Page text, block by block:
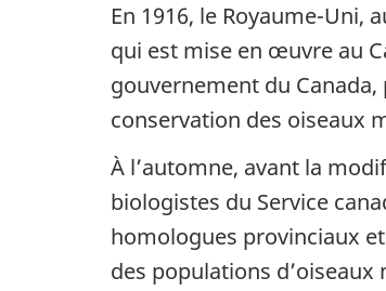
En 1916, le Royaume-Uni,
qui est mise en œuvre au
gouvernement du
conservation des oiseaux
À l’automne, avant la
biologistes du Service
homologues provinciaux
des populations